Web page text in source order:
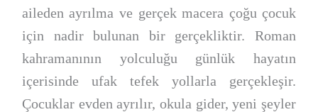
aileden ayrılma ve gerçek macera çoğu çocuk
için nadir bulunan bir gerçekliktir. Roman
kahramanının yolculuğu günlük hayatın
içerisinde ufak tefek yollarla gerçekleşir.
Çocuklar evden ayrılır, okula gider, yeni şeyler